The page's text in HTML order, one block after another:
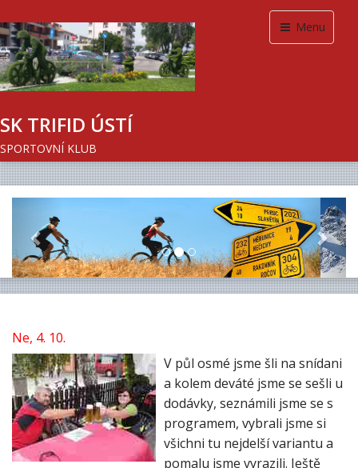
Menu
SK TRIFID ÚSTÍ
SPORTOVNÍ KLUB
Next
Ne, 4. 10.
V půl osmé jsme šli na snídani
a kolem deváté jsme se sešli u
dodávky, seznámili jsme se s
programem, vybrali jsme si
všichni tu nejdelší variantu a
pomalu jsme vyrazili. Ještě